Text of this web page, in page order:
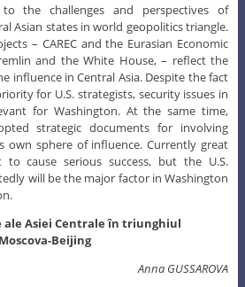
the challenges and perspectives of
Asian states in world geopolitics triangle.
– CAREC and the Eurasian Economic
and the White House, – reflect the
influence in Central Asia. Despite the fact
for U.S. strategists, security issues in
for Washington. At the same time,
strategic documents for involving
own sphere of influence. Currently great
cause serious success, but the U.S.
will be the major factor in Washington
ale Asiei Centrale în triunghiul
Beijing
Anna GUSSAROVA